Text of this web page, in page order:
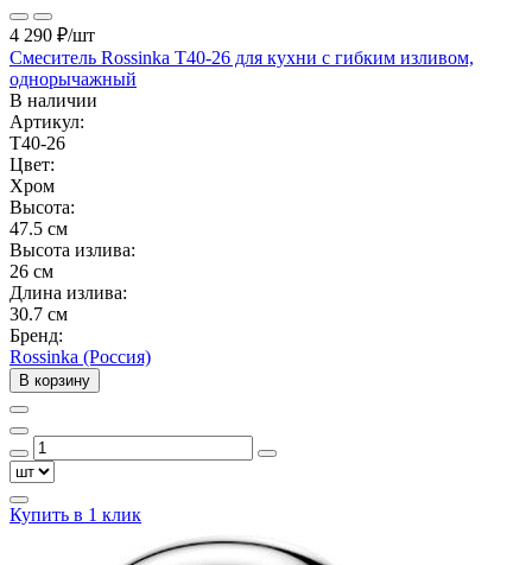
4 290 ₽/шт
Смеситель Rossinka T40-26 для кухни с гибким изливом,
однорычажный
В наличии
Артикул:
T40-26
Цвет:
Хром
Высота:
47.5 см
Высота излива:
26 см
Длина излива:
30.7 см
Бренд:
Rossinka (Россия)
В корзину
Купить в 1 клик